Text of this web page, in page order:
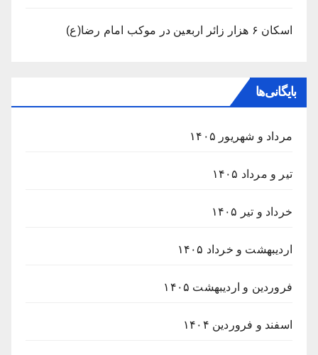
اسکان ۶ هزار زائر اربعین در موکب امام رضا(ع)
بایگانی‌ها
مرداد و شهریور ۱۴۰۵
تیر و مرداد ۱۴۰۵
خرداد و تیر ۱۴۰۵
اردیبهشت و خرداد ۱۴۰۵
فروردین و اردیبهشت ۱۴۰۵
اسفند و فروردین ۱۴۰۴